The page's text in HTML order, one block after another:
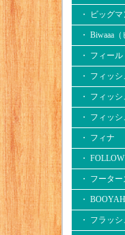
・ ビッグマ
・ Biwaaa（
・ フィー
・ フィッ
・ フィッ
・ フィッ
・ フィナ
・
・ フーター
・
・ フラッ